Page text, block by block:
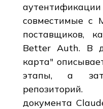
совместимые с
поставщиков,
Better Auth. В
карта"
этапы, а
документа